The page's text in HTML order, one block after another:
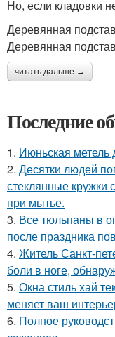
Но, если кладовки
Деревянная
Деревянная
читать дальше →
Последние
1. Июньская метель
2. Десятки людей
стеклянные кружки
при мытье.
3. Все тюльпаны в
после праздника
4. Житель Санкт-
боли в ноге,
5. Окна стиль хай
меняет ваш
6. Полное